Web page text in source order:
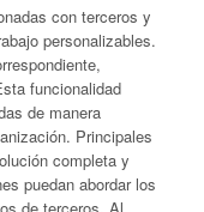
con terceros y
personalizables.
funcionalidad
de manera
Principales
completa y
puedan abordar los